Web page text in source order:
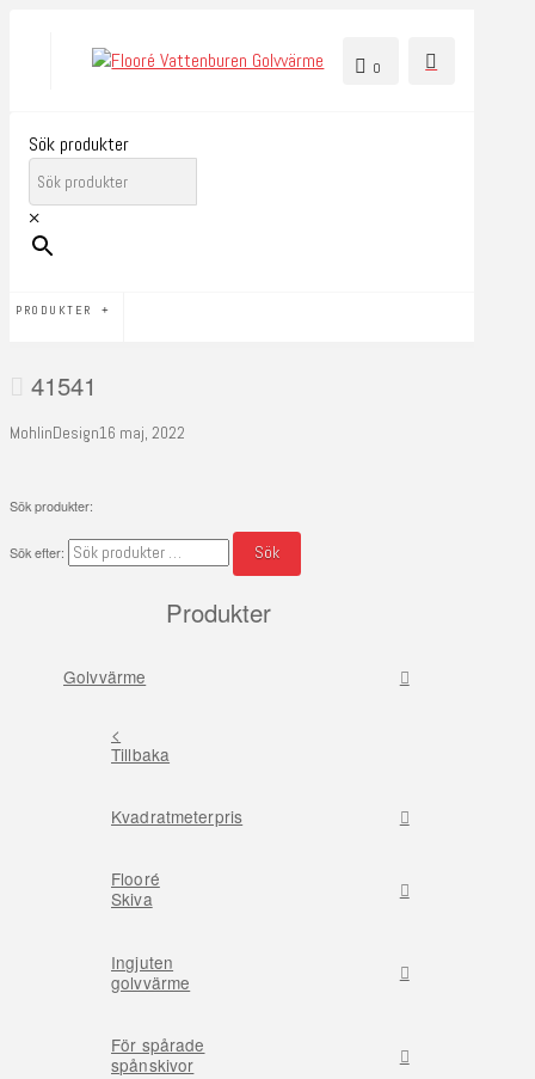
0
Sök produkter
×
PRODUKTER
41541
MohlinDesign16 maj, 2022
Sök produkter:
Sök efter: Sök
Produkter
Golvvärme
<
Tillbaka
Kvadratmeterpris
Flooré
Skiva
Ingjuten
golvvärme
För spårade
spånskivor